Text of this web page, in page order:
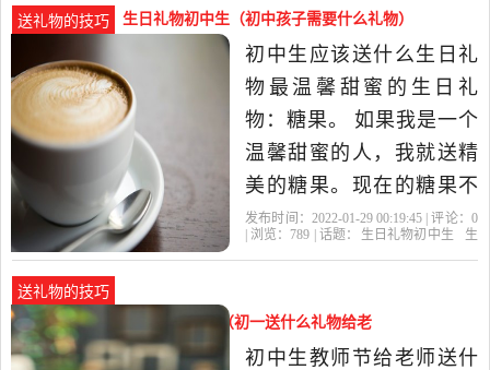
个
送礼物的技巧 生日礼物初中生（初中孩子需要什么礼物）
初中生应该送什么生日礼
物最温馨甜蜜的生日礼
物：糖果。 如果我是一个
温馨甜蜜的人，我就送精
美的糖果。现在的糖果不
但形状迷人，包装精致，
言”：生活每一天就像糖
果，你永远不知道下一颗
发布时间：2022-01-29 00:19:45 | 评论： 0
| 浏览： 789 | 话题： 生日礼物初中生
生
送礼物的技巧
教师节送老师什么礼物初中生（初一送什么礼物给老
师）
初中生教师节给老师送什